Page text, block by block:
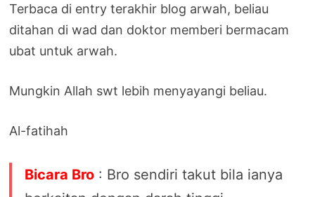
Terbaca di entry terakhir blog arwah, beliau
ditahan di wad dan doktor memberi bermacam
ubat untuk arwah.
Mungkin Allah swt lebih menyayangi beliau.
Al-fatihah
Bicara Bro : Bro sendiri takut bila ianya